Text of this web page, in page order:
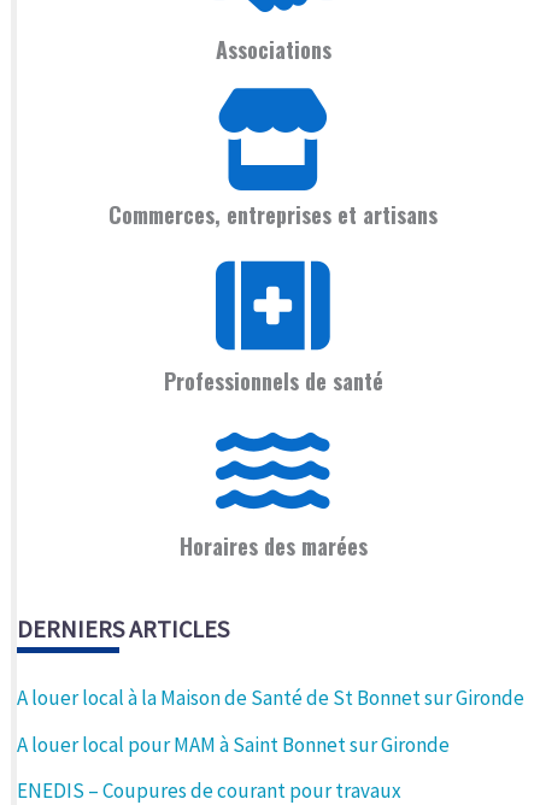
Associations
Commerces, entreprises et artisans
Professionnels de santé
Horaires des marées
DERNIERS ARTICLES
A louer local à la Maison de Santé de St Bonnet sur Gironde
A louer local pour MAM à Saint Bonnet sur Gironde
ENEDIS – Coupures de courant pour travaux